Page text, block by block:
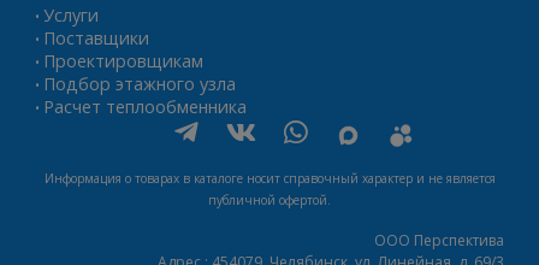
• Услуги
• Поставщики
• Проектировщикам
• Подбор этажного узла
• Расчет теплообменника
Информация о товарах в каталоге носит справочный характер и не является
публичной офертой.
ООО Перспектива